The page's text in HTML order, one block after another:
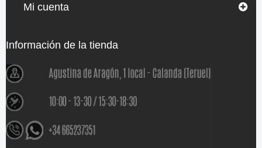
Mi cuenta
Información de la tienda